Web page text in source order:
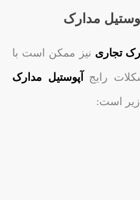
مدارک
تجاری نیز ممکن است با
رایج
آپوستیل مدارک
زیر است: